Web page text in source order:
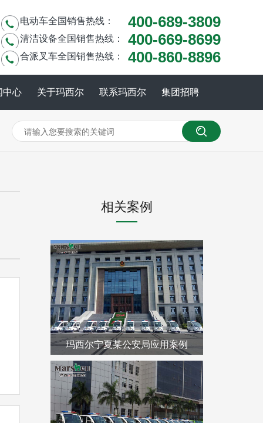
电动车全国销售热线： 400-689-3809
清洁设备全国销售热线： 400-669-8699
合派叉车全国销售热线： 400-860-8896
中心 关于玛西尔 联系玛西尔 集团招聘
相关案例
玛西尔宁夏某公安局应用案例